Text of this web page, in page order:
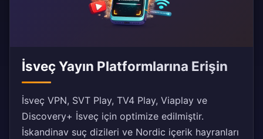
İsveç Yayın Platformlarına Erişin
İsveç VPN, SVT Play, TV4 Play, Viaplay ve
Discovery+ İsveç için optimize edilmiştir.
İskandinav suç dizileri ve Nordic içerik hayranları